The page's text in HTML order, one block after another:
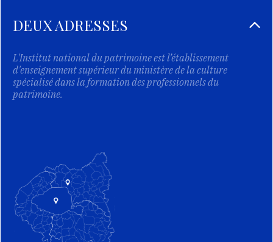
DEUX ADRESSES
L'Institut national du patrimoine est l’établissement
d'enseignement supérieur du ministère de la culture
spécialisé dans la formation des professionnels du
patrimoine.